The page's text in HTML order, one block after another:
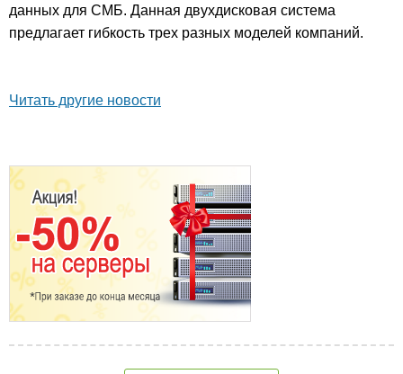
данных для СМБ. Данная двухдисковая система
предлагает гибкость трех разных моделей компаний.
Читать другие новости